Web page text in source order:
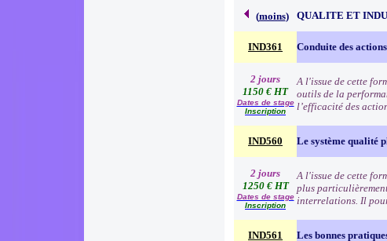
(moins) QUALITE ET
IND361 Conduite des
2 jours
1150 € HT
Dates de stage
Inscription
A l'issue de cette
outils de la
l’efficacité des
IND560 Le système qualité
2 jours
1250 € HT
Dates de stage
Inscription
A l'issue de cette
plus
interrelations. Il
IND561 Les bonnes